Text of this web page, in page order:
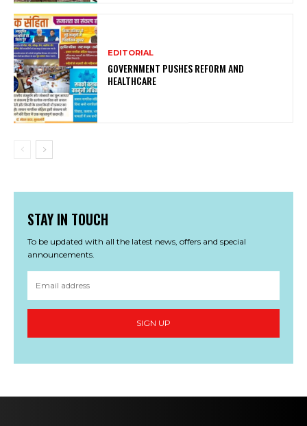
EDITORIAL
GOVERNMENT PUSHES REFORM AND
HEALTHCARE
STAY IN TOUCH
To be updated with all the latest news, offers and special
announcements.
SIGN UP